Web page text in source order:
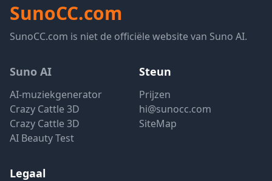
SunoCC.com
SunoCC.com is niet de officiële website van Suno AI.
Suno AI
AI-muziekgenerator
Crazy Cattle 3D
Crazy Cattle 3D
AI Beauty Test
Steun
Prijzen
hi@sunocc.com
SiteMap
Legaal